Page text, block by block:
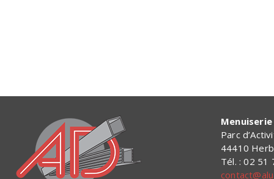
Parc
44410
Tél. : 02 51